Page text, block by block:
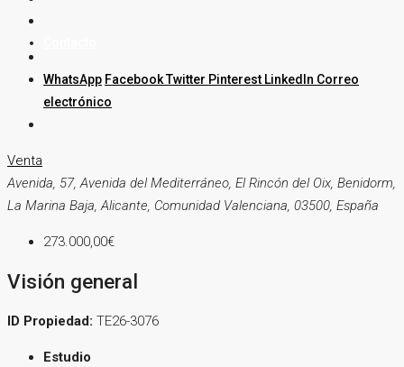
WhatsApp FacebookTwitter Pinterest LinkedIn Correo
electrónico
Venta
Avenida, 57, Avenida del Mediterráneo, El Rincón del Oix, Benidorm,
La Marina Baja, Alicante, Comunidad Valenciana, 03500, España
273.000,00€
Visión general
ID Propiedad: TE26-3076
Estudio